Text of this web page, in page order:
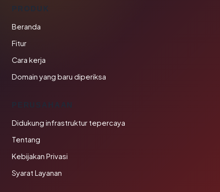
PRODUK
Beranda
Fitur
Cara kerja
Domain yang baru diperiksa
PERUSAHAAN
Didukung infrastruktur tepercaya
Tentang
Kebijakan Privasi
Syarat Layanan